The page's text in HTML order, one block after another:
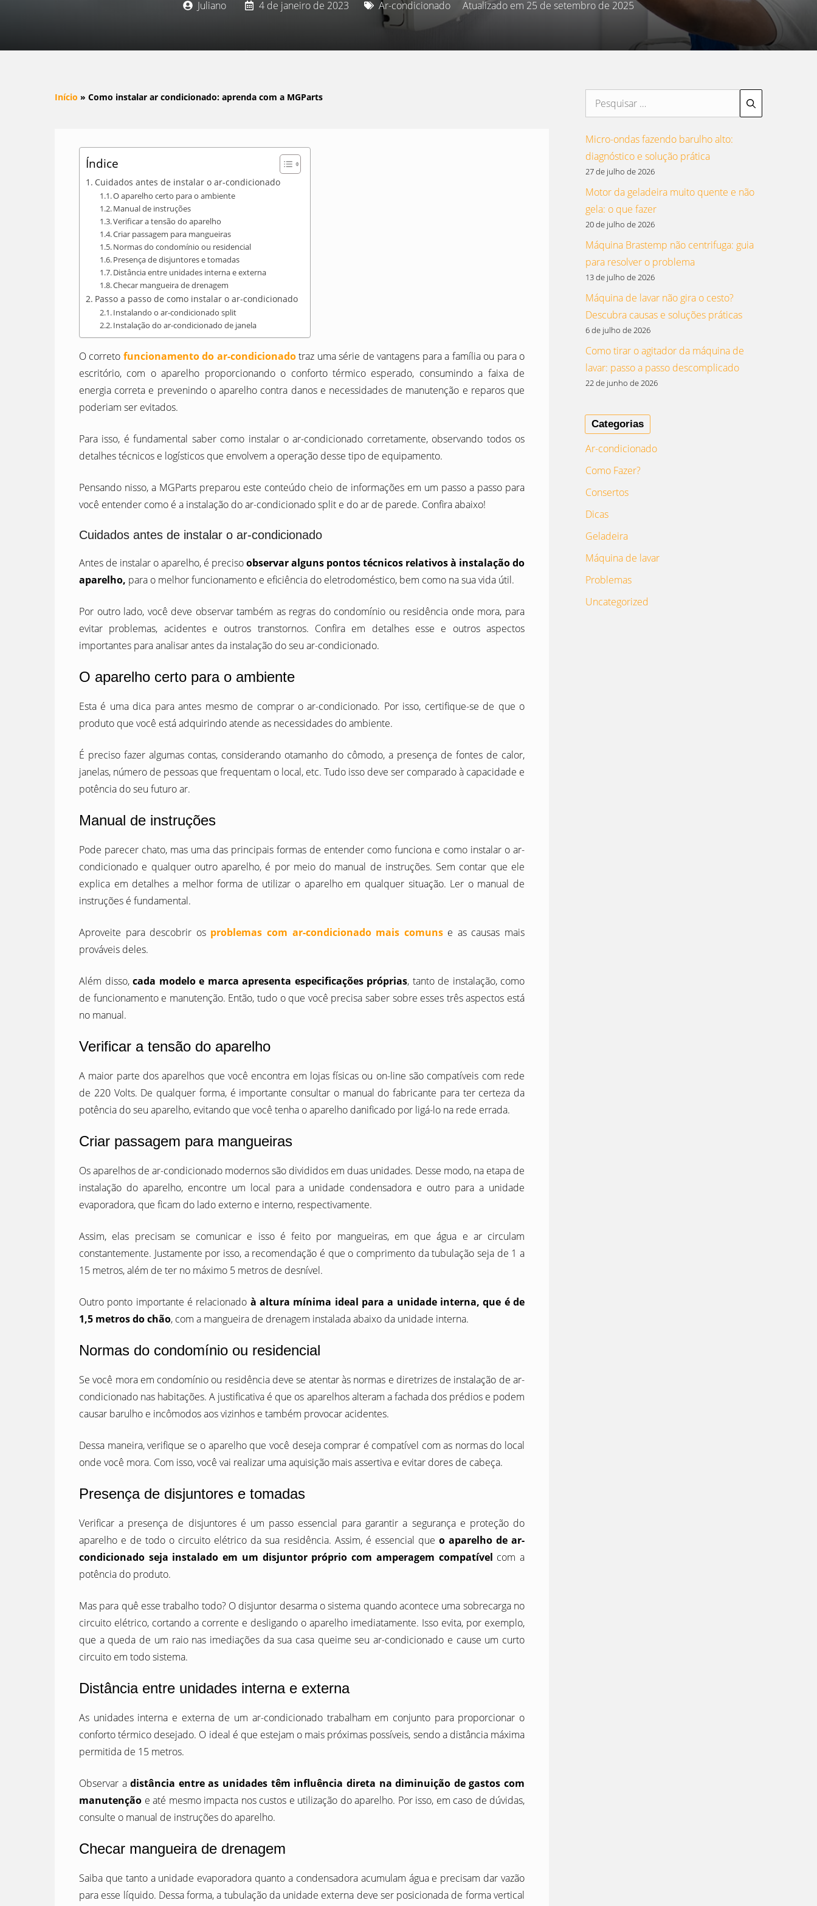
Juliano 4 de janeiro de 2023 Ar-condicionado Atualizado em 25 de setembro de 2025
Início » Como instalar ar condicionado: aprenda com a MGParts
Índice
Cuidados antes de instalar o ar-condicionado
O aparelho certo para o ambiente
Manual de instruções
Verificar a tensão do aparelho
Criar passagem para mangueiras
Normas do condomínio ou residencial
Presença de disjuntores e tomadas
Distância entre unidades interna e externa
Checar mangueira de drenagem
Passo a passo de como instalar o ar-condicionado
Instalando o ar-condicionado split
Instalação do ar-condicionado de janela
O correto funcionamento do ar-condicionadotraz uma série de vantagens para a família ou para o
escritório, com o aparelho proporcionando o conforto térmico esperado, consumindo a faixa de
energia correta e prevenindo o aparelho contra danos e necessidades de manutenção e reparos que
poderiam ser evitados.
Para isso, é fundamental saber como instalar o ar-condicionado corretamente, observando todos os
detalhes técnicos e logísticos que envolvem a operação desse tipo de equipamento.
Pensando nisso, a MGParts preparou este conteúdo cheio de informações em um passo a passo para
você entender como é a instalação do ar-condicionado split e do ar de parede. Confira abaixo!
Cuidados antes de instalar o ar-condicionado
Antes de instalar o aparelho, é precisoobservar alguns pontos técnicos relativos à instalação do
aparelho, para o melhor funcionamento e eficiência do eletrodoméstico, bem como na sua vida útil.
Por outro lado, você deve observar também as regras do condomínio ou residência onde mora, para
evitar problemas, acidentes e outros transtornos. Confira em detalhes esse e outros aspectos
importantes para analisar antes da instalação do seu ar-condicionado.
O aparelho certo para o ambiente
Esta é uma dica para antes mesmo de comprar o ar-condicionado. Por isso, certifique-se de que o
produto que você está adquirindo atende as necessidades do ambiente.
É preciso fazer algumas contas, considerando otamanho do cômodo, a presença de fontes de calor,
janelas, número de pessoas que frequentam o local, etc. Tudo isso deve ser comparado à capacidade e
potência do seu futuro ar.
Manual de instruções
Pode parecer chato, mas uma das principais formas de entender como funciona e como instalar o ar-
condicionado e qualquer outro aparelho, é por meio do manual de instruções. Sem contar que ele
explica em detalhes a melhor forma de utilizar o aparelho em qualquer situação. Ler o manual de
instruções é fundamental.
Aproveite para descobrir os problemas com ar-condicionado mais comunse as causas mais
prováveis deles.
Além disso, cada modelo e marca apresenta especificações próprias, tanto de instalação, como
de funcionamento e manutenção. Então, tudo o que você precisa saber sobre esses três aspectos está
no manual.
Verificar a tensão do aparelho
A maior parte dos aparelhos que você encontra em lojas físicas ou on-line são compatíveis com rede
de 220 Volts. De qualquer forma, é importante consultar o manual do fabricante para ter certeza da
potência do seu aparelho, evitando que você tenha o aparelho danificado por ligá-lo na rede errada.
Criar passagem para mangueiras
Os aparelhos de ar-condicionado modernos são divididos em duas unidades. Desse modo, na etapa de
instalação do aparelho, encontre um local para a unidade condensadora e outro para a unidade
evaporadora, que ficam do lado externo e interno, respectivamente.
Assim, elas precisam se comunicar e isso é feito por mangueiras, em que água e ar circulam
constantemente. Justamente por isso, a recomendação é que o comprimento da tubulação seja de 1 a
15 metros, além de ter no máximo 5 metros de desnível.
Outro ponto importante é relacionado à altura mínima ideal para a unidade interna, que é de
1,5 metros do chão, com a mangueira de drenagem instalada abaixo da unidade interna.
Normas do condomínio ou residencial
Se você mora em condomínio ou residência deve se atentar às normas e diretrizes de instalação de ar-
condicionado nas habitações. A justificativa é que os aparelhos alteram a fachada dos prédios e podem
causar barulho e incômodos aos vizinhos e também provocar acidentes.
Dessa maneira, verifique se o aparelho que você deseja comprar é compatível com as normas do local
onde você mora. Com isso, você vai realizar uma aquisição mais assertiva e evitar dores de cabeça.
Presença de disjuntores e tomadas
Verificar a presença de disjuntores é um passo essencial para garantir a segurança e proteção do
aparelho e de todo o circuito elétrico da sua residência. Assim, é essencial que o aparelho de ar-
condicionado seja instalado em um disjuntor próprio com amperagem compatível com a
potência do produto.
Mas para quê esse trabalho todo? O disjuntor desarma o sistema quando acontece uma sobrecarga no
circuito elétrico, cortando a corrente e desligando o aparelho imediatamente. Isso evita, por exemplo,
que a queda de um raio nas imediações da sua casa queime seu ar-condicionado e cause um curto
circuito em todo sistema.
Distância entre unidades interna e externa
As unidades interna e externa de um ar-condicionado trabalham em conjunto para proporcionar o
conforto térmico desejado. O ideal é que estejam o mais próximas possíveis, sendo a distância máxima
permitida de 15 metros.
Observar adistância entre as unidades têm influência direta na diminuição de gastos com
manutenção e até mesmo impacta nos custos e utilização do aparelho. Por isso, em caso de dúvidas,
consulte o manual de instruções do aparelho.
Checar mangueira de drenagem
Saiba que tanto a unidade evaporadora quanto a condensadora acumulam água e precisam dar vazão
para esse líquido. Dessa forma, a tubulação da unidade externa deve ser posicionada de forma vertical
Pesquisar
por:
Micro-ondas fazendo barulho alto:
diagnóstico e solução prática
27 de julho de 2026
Motor da geladeira muito quente e não
gela: o que fazer
20 de julho de 2026
Máquina Brastemp não centrifuga: guia
para resolver o problema
13 de julho de 2026
Máquina de lavar não gira o cesto?
Descubra causas e soluções práticas
6 de julho de 2026
Como tirar o agitador da máquina de
lavar: passo a passo descomplicado
22 de junho de 2026
Categorias
Ar-condicionado
Como Fazer?
Consertos
Dicas
Geladeira
Máquina de lavar
Problemas
Uncategorized